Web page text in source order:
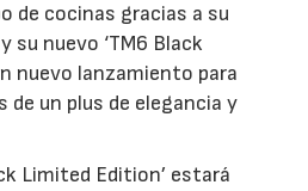
de cocinas gracias a su
su nuevo ‘TM6 Black
nuevo lanzamiento para
de un plus de elegancia y
Limited Edition’ estará